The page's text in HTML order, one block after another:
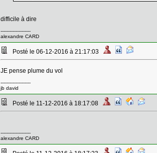
difficile à dire
--------------------
alexandre CARD
Posté le 06-12-2016 à 21:17:03
JE pense plume du vol
--------------------
jb david
Posté le 11-12-2016 à 18:17:08
--------------------
alexandre CARD